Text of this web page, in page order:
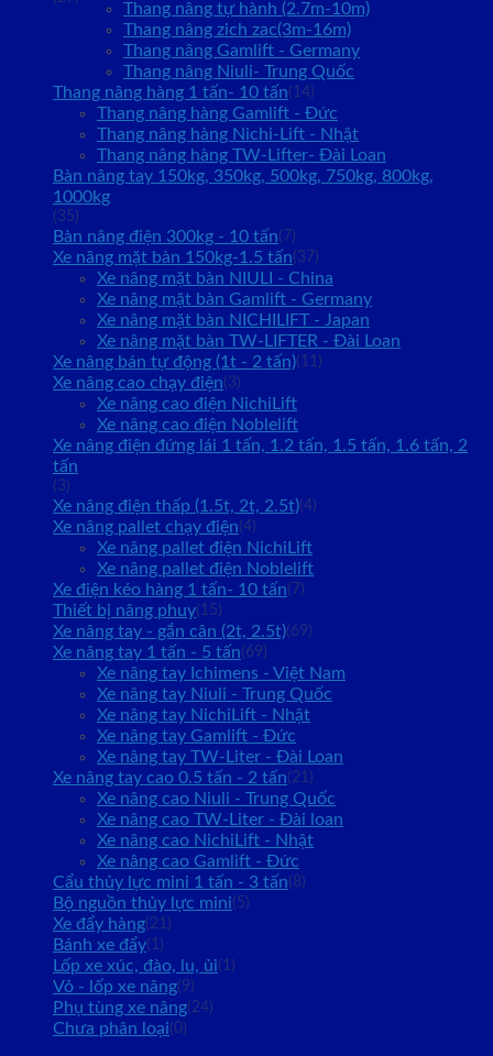
Thang nâng tự hành (2.7m-10m)
Thang nâng zich zac(3m-16m)
Thang nâng Gamlift - Germany
Thang nâng Niuli- Trung Quốc
Thang nâng hàng 1 tấn- 10 tấn(14)
Thang nâng hàng Gamlift - Đức
Thang nâng hàng Nichi-Lift - Nhật
Thang nâng hàng TW-Lifter- Đài Loan
Bàn nâng tay 150kg, 350kg, 500kg, 750kg, 800kg,
1000kg
(35)
Bàn nâng điện 300kg - 10 tấn(7)
Xe nâng mặt bàn 150kg-1.5 tấn(37)
Xe nâng mặt bàn NIULI - China
Xe nâng mặt bàn Gamlift - Germany
Xe nâng mặt bàn NICHILIFT - Japan
Xe nâng mặt bàn TW-LIFTER - Đài Loan
Xe nâng bán tự động (1t - 2 tấn)(11)
Xe nâng cao chạy điện(3)
Xe nâng cao điện NichiLift
Xe nâng cao điện Noblelift
Xe nâng điện đứng lái 1 tấn, 1.2 tấn, 1.5 tấn, 1.6 tấn, 2
tấn
(3)
Xe nâng điện thấp (1.5t, 2t, 2.5t)(4)
Xe nâng pallet chạy điện(4)
Xe nâng pallet điện NichiLift
Xe nâng pallet điện Noblelift
Xe điện kéo hàng 1 tấn- 10 tấn(7)
Thiết bị nâng phuy(15)
Xe nâng tay - gắn cân (2t, 2.5t)(69)
Xe nâng tay 1 tấn - 5 tấn(69)
Xe nâng tay Ichimens - Việt Nam
Xe nâng tay Niuli - Trung Quốc
Xe nâng tay NichiLift - Nhật
Xe nâng tay Gamlift - Đức
Xe nâng tay TW-Liter - Đài Loan
Xe nâng tay cao 0.5 tấn - 2 tấn(21)
Xe nâng cao Niuli - Trung Quốc
Xe nâng cao TW-Liter - Đài loan
Xe nâng cao NichiLift - Nhật
Xe nâng cao Gamlift - Đức
Cẩu thủy lực mini 1 tấn - 3 tấn(8)
Bộ nguồn thủy lực mini(5)
Xe đẩy hàng(21)
Bánh xe đẩy(1)
Lốp xe xúc, đào, lu, ủi(1)
Vỏ - lốp xe nâng(9)
Phụ tùng xe nâng(24)
Chưa phân loại(0)